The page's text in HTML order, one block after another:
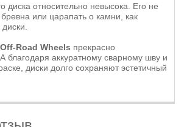
диска относительно невысока. Его не
или царапать о камни, как
Off-Road Wheels прекрасно
благодаря аккуратному сварному шву и
диски долго сохраняют эстетичный